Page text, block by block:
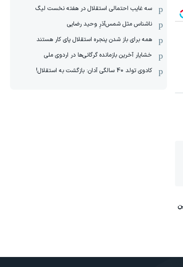
سه غایب احتمالی استقلال در هفته نخست لیگ
ناشناس مثل شمس‌آذرِ وحید رضایی
همه برای باز شدن پنجره استقلال پای کار هستند
خشایار آخرین بازمانده گرگانی‌ها در اردوی ملی
کادوی تولد 40 سالگی آدان: بازگشت به استقلال!